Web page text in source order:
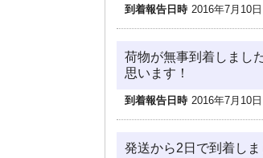
到着報告日時 2016年7月10
荷物が無事到着しまし
思います！
到着報告日時 2016年7月10
発送から2日で到着し